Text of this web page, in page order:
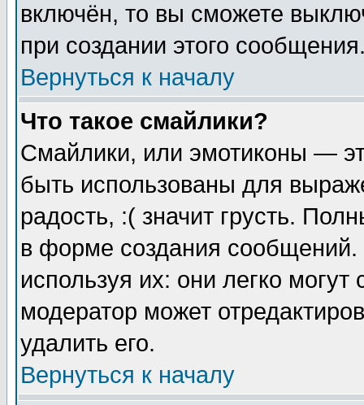
включён, то вы сможете
при создании этого
Вернуться к началу
Что такое смайлики?
Смайлики, или эмотиконы —
быть использованы для
радость, :( значит грусть.
в форме создания сообщений.
используя их: они легко
модератор может
удалить его.
Вернуться к началу